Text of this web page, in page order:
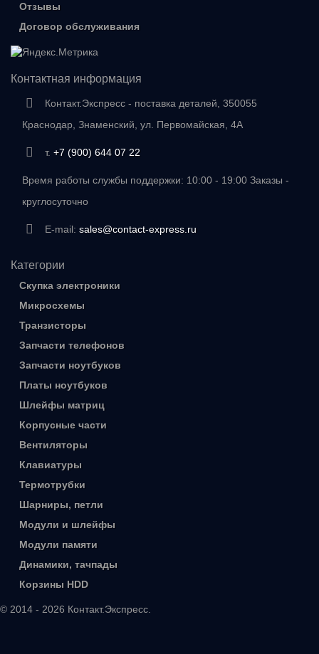
Отзывы
Договор обслуживания
Контактная информация
Контакт.Экспресс - поставка деталей, 350055
Краснодар, Знаменский, ул. Первомайская, 4А
т. +7 (900) 644 07 22
Время работы службы поддержки: 10:00 - 19:00 Заказы -
круглосуточно
E-mail: sales@contact-express.ru
Категории
Скупка электроники
Микросхемы
Транзисторы
Запчасти телефонов
Запчасти ноутбуков
Платы ноутбуков
Шлейфы матриц
Корпусные части
Вентиляторы
Клавиатуры
Термотрубки
Шарниры, петли
Модули и шлейфы
Модули памяти
Динамики, тачпады
Корзины HDD
© 2014 - 2026 Контакт.Экспресс.